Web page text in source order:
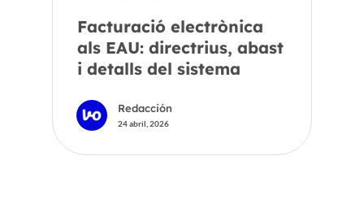
Facturació electrònica
als EAU: directrius, abast
i detalls del sistema
Redacción
24 abril, 2026